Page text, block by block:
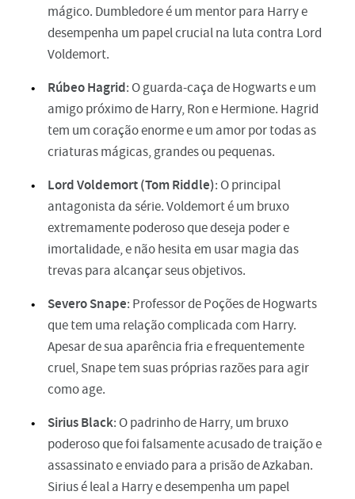
mágico. Dumbledore é um mentor para Harry e
desempenha um papel crucial na luta contra Lord
Voldemort.
Rúbeo Hagrid: O guarda-caça de Hogwarts e um
amigo próximo de Harry, Ron e Hermione. Hagrid
tem um coração enorme e um amor por todas as
criaturas mágicas, grandes ou pequenas.
Lord Voldemort (Tom Riddle): O principal
antagonista da série. Voldemort é um bruxo
extremamente poderoso que deseja poder e
imortalidade, e não hesita em usar magia das
trevas para alcançar seus objetivos.
Severo Snape: Professor de Poções de Hogwarts
que tem uma relação complicada com Harry.
Apesar de sua aparência fria e frequentemente
cruel, Snape tem suas próprias razões para agir
como age.
Sirius Black: O padrinho de Harry, um bruxo
poderoso que foi falsamente acusado de traição e
assassinato e enviado para a prisão de Azkaban.
Sirius é leal a Harry e desempenha um papel